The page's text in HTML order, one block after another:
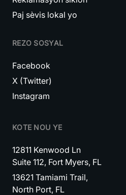
Paj sèvis lokal yo
REZO SOSYAL
Facebook
X (Twitter)
Instagram
KOTE NOU YE
12811 Kenwood Ln
Suite 112, Fort Myers, FL
13621 Tamiami Trail,
North Port, FL